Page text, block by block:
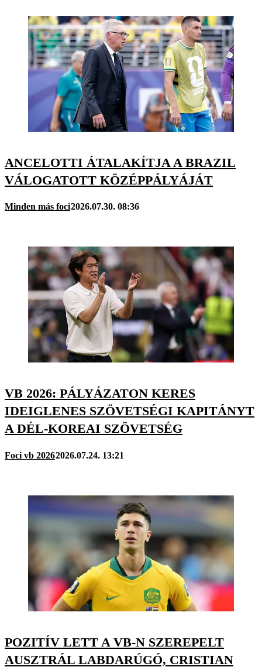
ANCELOTTI ÁTALAKÍTJA A BRAZIL
VÁLOGATOTT KÖZÉPPÁLYÁJÁT
Minden más foci2026.07.30. 08:36
VB 2026: PÁLYÁZATON KERES
IDEIGLENES SZÖVETSÉGI KAPITÁNYT
A DÉL-KOREAI SZÖVETSÉG
Foci vb 20262026.07.24. 13:21
POZITÍV LETT A VB-N SZEREPELT
AUSZTRÁL LABDARÚGÓ, CRISTIAN